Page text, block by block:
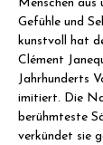
Menschen aus
Gefühle und
kunstvoll hat
Clément
Jahrhunderts
imitiert. Die
berühmteste
verkündet sie